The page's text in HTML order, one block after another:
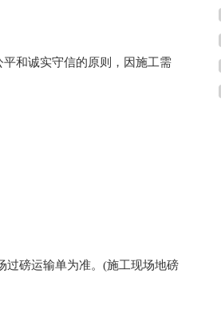
和诚实守信的原则，因施工需
磅运输单为准。(施工现场地磅